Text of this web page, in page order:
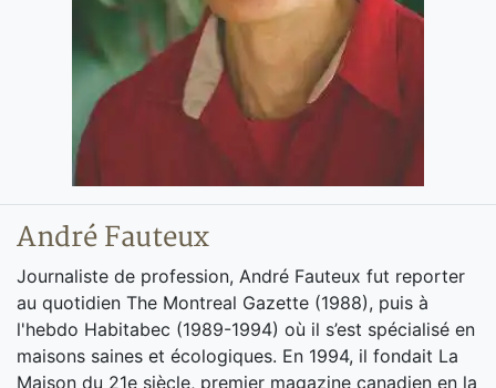
André Fauteux
Journaliste de profession, André Fauteux fut reporter
au quotidien The Montreal Gazette (1988), puis à
l'hebdo Habitabec (1989-1994) où il s’est spécialisé en
maisons saines et écologiques. En 1994, il fondait La
Maison du 21e siècle, premier magazine canadien en la